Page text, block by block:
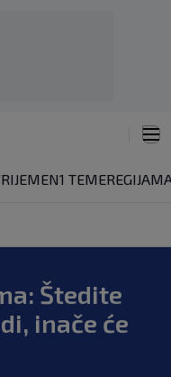
N1 TEMEREGIJA
Štedite
inače će